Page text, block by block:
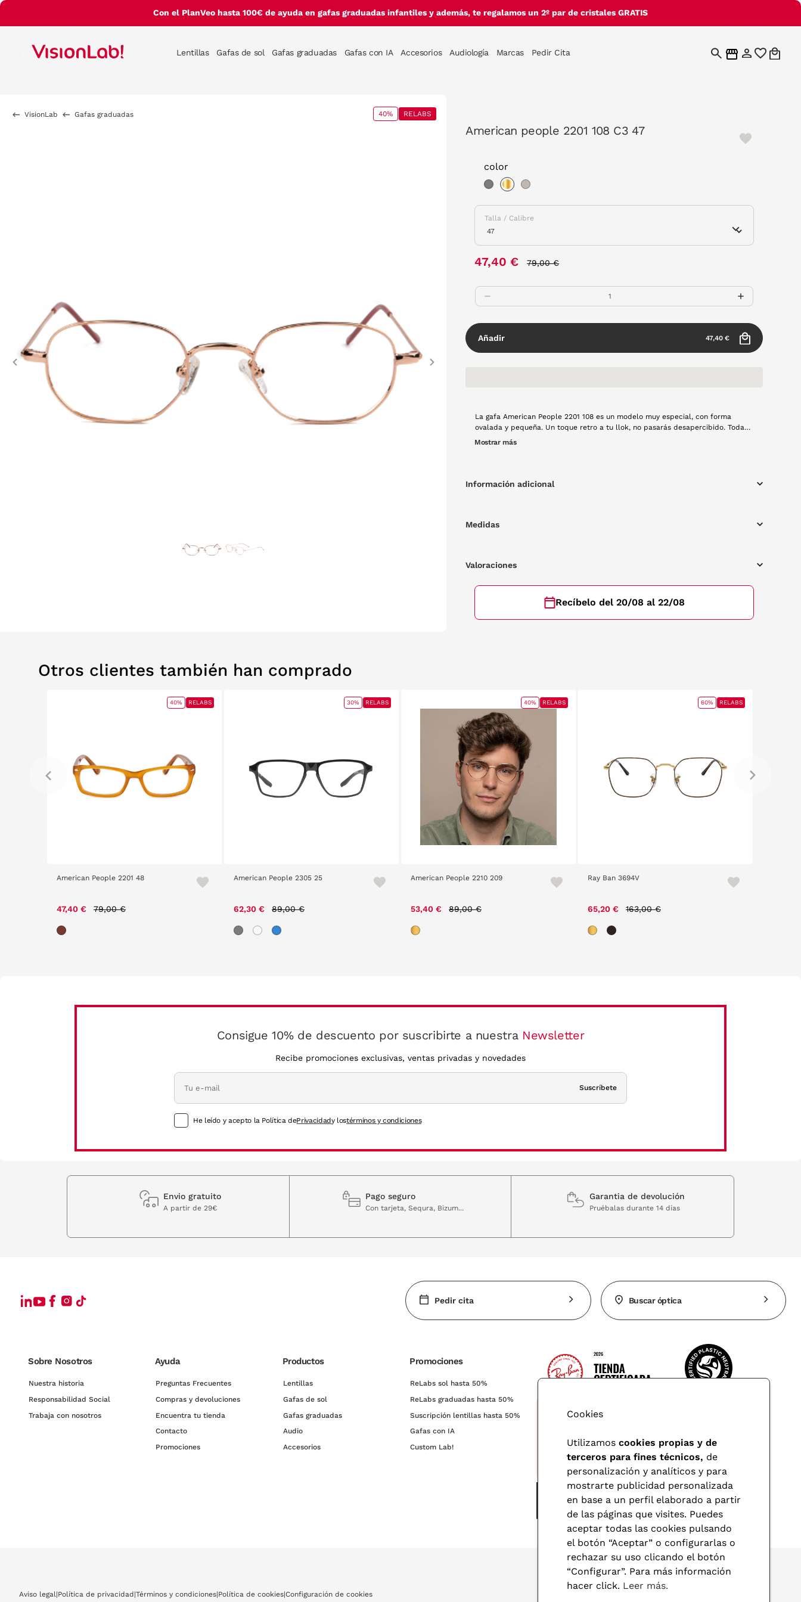
Con el PlanVeo hasta 100€ de ayuda en gafas graduadas infantiles y además, te regalamos un 2º par de cristales GRATIS
Lentillas Gafas de sol Gafas graduadas Gafas con IA Accesorios Audiología Marcas Pedir Cita
VisionLab Gafas graduadas 40% RELABS
Previous
American people 2201 108 C3 47
color
Talla / Calibre
47,40 € 79,00 €
Añadir 47,40 €
La gafa American People 2201 108 es un modelo muy especial, con forma
ovalada y pequeña. Un toque retro a tu llok, no pasarás desapercibido. Toda
la montura es de metal en color gris.
Mostrar más
Información adicional
Medidas
Valoraciones
Recíbelo del 20/08 al 22/08
Otros clientes también han comprado
American People 2201 48
47,40 € 79,00 €
40% RELABS
American People 2305 25
62,30 € 89,00 €
30% RELABS
American People 2210 209
53,40 € 89,00 €
40% RELABS
Ray Ban 3694V
65,20 € 163,00 €
60% RELABS
Consigue 10% de descuento por suscribirte a nuestra Newsletter
Recibe promociones exclusivas, ventas privadas y novedades
Suscríbete
He leído y acepto la Política dePrivacidady lostérminos y condiciones
Envio gratuito
A partir de 29€
Pago seguro
Con tarjeta, Sequra, Bizum...
Garantia de devolución
Pruébalas durante 14 días
Pedir cita Buscar óptica
Sobre Nosotros
Nuestra historia
Responsabilidad Social
Trabaja con nosotros
Ayuda
Preguntas Frecuentes
Compras y devoluciones
Encuentra tu tienda
Contacto
Promociones
Productos
Lentillas
Gafas de sol
Gafas graduadas
Audio
Accesorios
Promociones
ReLabs sol hasta 50%
ReLabs graduadas hasta 50%
Suscripción lentillas hasta 50%
Gafas con IA
Custom Lab!
Aviso legal|Política de privacidad |Términos y condiciones|Política de cookies|Configuración de cookies
Cookies
Utilizamos cookies propias y de
terceros para fines técnicos, de
personalización y analíticos y para
mostrarte publicidad personalizada
en base a un perfil elaborado a partir
de las páginas que visites. Puedes
aceptar todas las cookies pulsando
el botón “Aceptar” o configurarlas o
rechazar su uso clicando el botón
“Configurar”. Para más información
hacer click. Leer más.